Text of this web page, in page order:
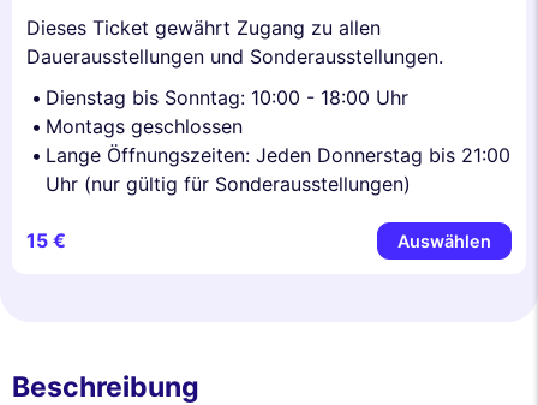
Dieses Ticket gewährt Zugang zu allen
Dauerausstellungen und Sonderausstellungen.
Dienstag bis Sonntag: 10:00 - 18:00 Uhr
Montags geschlossen
Lange Öffnungszeiten: Jeden Donnerstag bis 21:00
Uhr (nur gültig für Sonderausstellungen)
15 € Auswählen
Beschreibung